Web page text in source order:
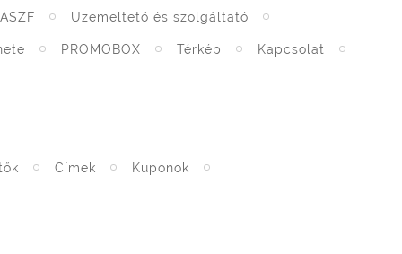
ÁSZF Üzemeltető és szolgáltató
PROMOBOX Térkép Kapcsolat
Címek Kuponok